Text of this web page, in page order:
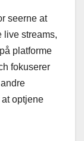
seerne at
live streams,
platforme
fokuserer
optjene